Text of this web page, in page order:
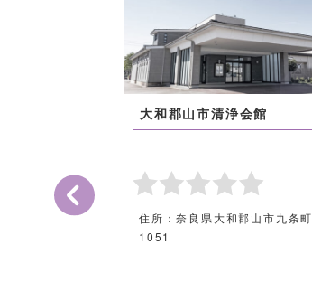
佐保台1丁目
大和郡山市清浄会館
住所：奈良県大和郡山市九条町
1051